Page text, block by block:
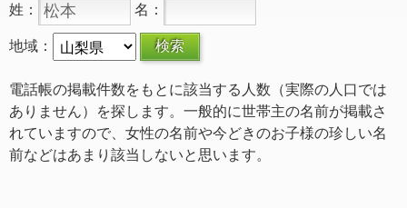
姓： 名：
地域：
電話帳の掲載件数をもとに該当する人数（実際の人口では
ありません）を探します。一般的に世帯主の名前が掲載さ
れていますので、女性の名前や今どきのお子様の珍しい名
前などはあまり該当しないと思います。